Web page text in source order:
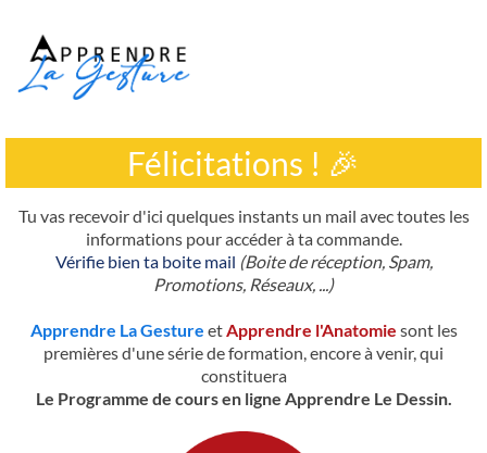
Félicitations ! 🎉
Tu vas recevoir d'ici quelques instants un mail avec toutes les
informations pour accéder à ta commande.
Vérifie bien ta boite mail (Boite de réception, Spam,
Promotions, Réseaux, ...)
Apprendre La Gesture etApprendre l'Anatomie sont les
premières d'une série de formation, encore à venir, qui
constituera
Le Programme de cours en ligne Apprendre Le Dessin.
2
o